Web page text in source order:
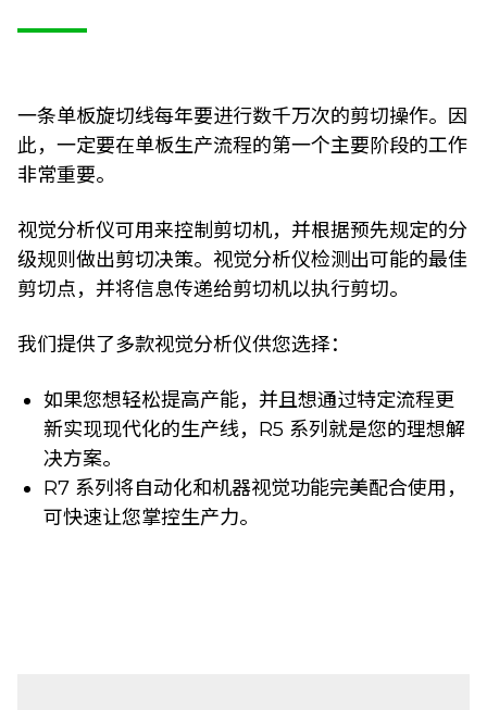
一条单板旋切线每年要进行数千万次的剪切操作。因
此，一定要在单板生产流程的第一个主要阶段的工作
非常重要。
视觉分析仪可用来控制剪切机，并根据预先规定的分
级规则做出剪切决策。视觉分析仪检测出可能的最佳
剪切点，并将信息传递给剪切机以执行剪切。
我们提供了多款视觉分析仪供您选择：
如果您想轻松提高产能，并且想通过特定流程更
新实现现代化的生产线，R5 系列就是您的理想解
决方案。
R7 系列将自动化和机器视觉功能完美配合使用，
可快速让您掌控生产力。